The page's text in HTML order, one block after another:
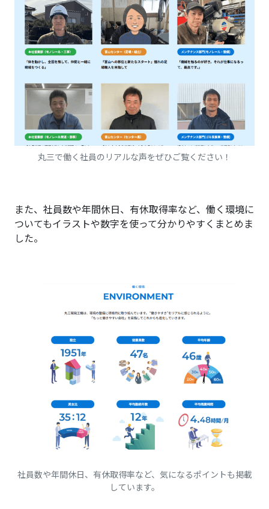
丸三で働く社員のリアルな声をぜひご覧ください！
また、社員数や年間休日、有休取得率など、働く環境に
ついてもイラストや数字を使って分かりやすくまとめま
した。
社員数や年間休日、有休取得率など、気になるポイントも掲載
しています。